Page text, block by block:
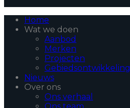
Home
Wat we doen
Aanbod
Merken
Projecten
Gebiedsontwikkeling
Nieuws
Over ons
Ons verhaal